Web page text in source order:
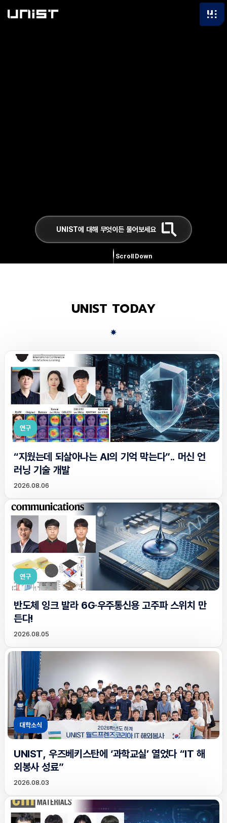
Scroll Down
UNIST TODAY
연구
“지웠는데 되살아나는 AI의 기억 막는다”.. 머신 언
러닝 기술 개발
2026.08.06
연구
반도체 잉크 발라 6G·우주통신용 고주파 스위치 만
든다!
2026.08.05
대학소식
UNIST, 우즈베키스탄에 ‘과학교실’ 열었다 “IT 해
외봉사 성료”
2026.08.03